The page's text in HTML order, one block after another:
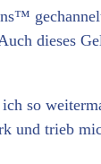
dieses
so
und trieb